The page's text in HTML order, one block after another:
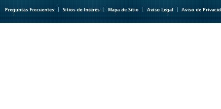
Preguntas Frecuentes Sitios de Interés Mapa de Sitio Aviso Legal Aviso de